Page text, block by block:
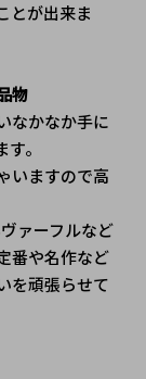
とが出来ま
物
なかなか手に
。
いますので高
ァーフルなど
番や名作など
を頑張らせて